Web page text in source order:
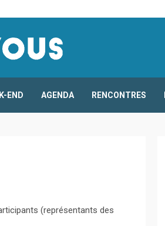
END AGENDA RENCONTRES
(représentants des